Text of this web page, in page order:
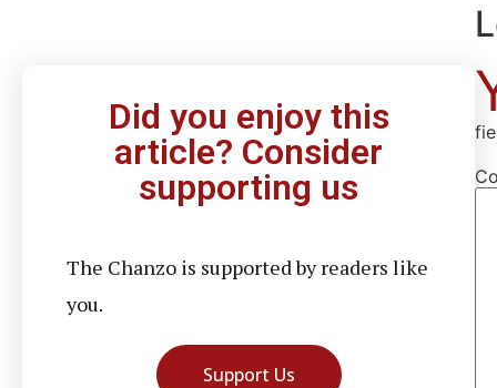
Did you enjoy this
article? Consider
supporting us
The Chanzo is supported by readers like
you.
Support Us